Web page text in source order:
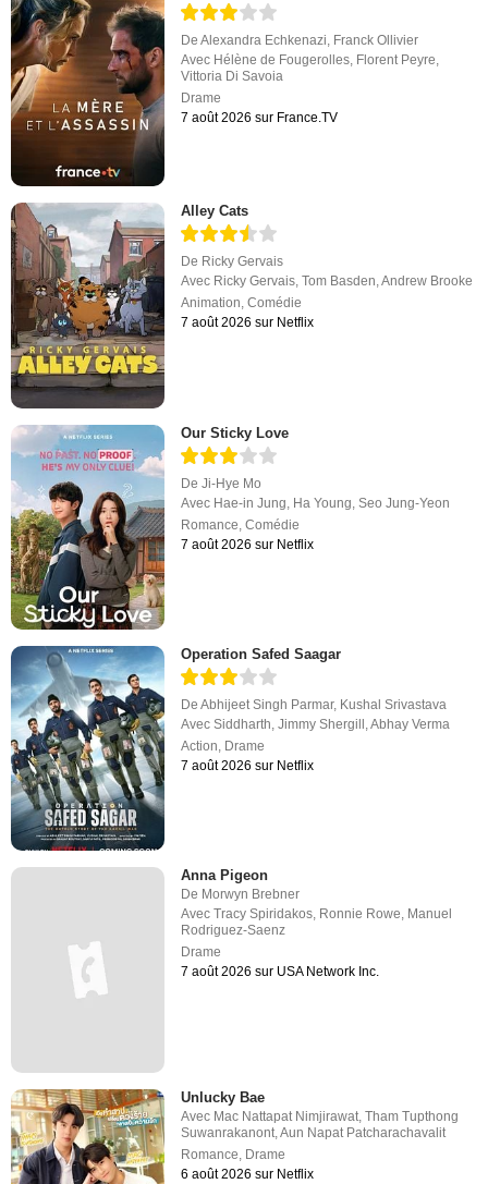
DeAlexandra Echkenazi, Franck Ollivier
Avec Hélène de Fougerolles, Florent Peyre,
Vittoria Di Savoia
Drame
7 août 2026 sur France.TV
Alley Cats
De Ricky Gervais
Avec Ricky Gervais,Tom Basden,Andrew Brooke
Animation,Comédie
7 août 2026 sur Netflix
Our Sticky Love
DeJi-Hye Mo
Avec Hae-in Jung Ha Young ,Seo Jung-Yeon
Romance ,Comédie
7 août 2026 sur Netflix
Operation Safed Saagar
DeAbhijeet Singh Parmar, Kushal Srivastava
AvecSiddharth,Jimmy Shergill ,Abhay Verma
Action, Drame
7 août 2026 sur Netflix
Anna Pigeon
De Morwyn Brebner
AvecTracy Spiridakos, Ronnie Rowe, Manuel
Rodriguez-Saenz
Drame
7 août 2026 sur USA Network Inc.
Unlucky Bae
Avec Mac Nattapat Nimjirawat ,Tham Tupthong
Suwanrakanont ,Aun Napat Patcharachavalit
Romance Drame
6 août 2026 sur Netflix